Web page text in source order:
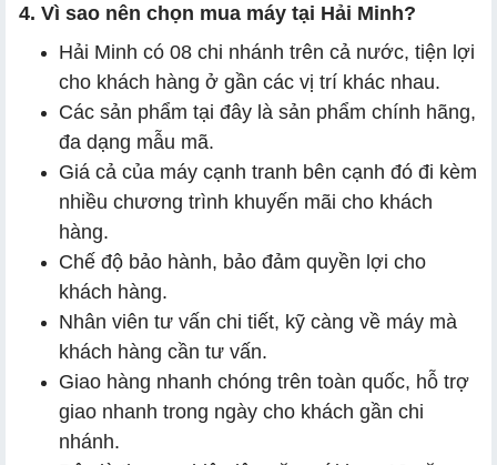
4. Vì sao nên chọn mua máy tại Hải Minh?
Hải Minh có 08 chi nhánh trên cả nước, tiện lợi
cho khách hàng ở gần các vị trí khác nhau.
Các sản phẩm tại đây là sản phẩm chính hãng,
đa dạng mẫu mã.
Giá cả của máy cạnh tranh bên cạnh đó đi kèm
nhiều chương trình khuyến mãi cho khách
hàng.
Chế độ bảo hành, bảo đảm quyền lợi cho
khách hàng.
Nhân viên tư vấn chi tiết, kỹ càng về máy mà
khách hàng cần tư vấn.
Giao hàng nhanh chóng trên toàn quốc, hỗ trợ
giao nhanh trong ngày cho khách gần chi
nhánh.